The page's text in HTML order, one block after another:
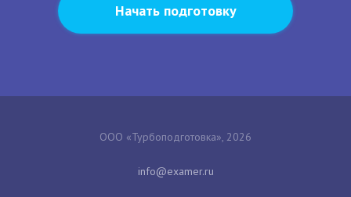
Начать подготовку
ООО «Турбоподготовка», 2026